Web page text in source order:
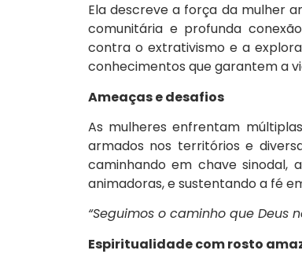
Ela descreve a força da mulher
comunitária e profunda
contra o extrativismo e a
conhecimentos que garantem a
Ameaças e desafios
As mulheres enfrentam
armados nos territórios e
caminhando em chave sinodal,
animadoras, e sustentando a fé
“Seguimos o caminho que Deus
Espiritualidade com rosto